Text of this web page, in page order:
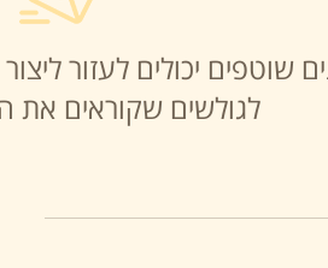
שוטפים יכולים לעזור
לגולשים שקוראים את